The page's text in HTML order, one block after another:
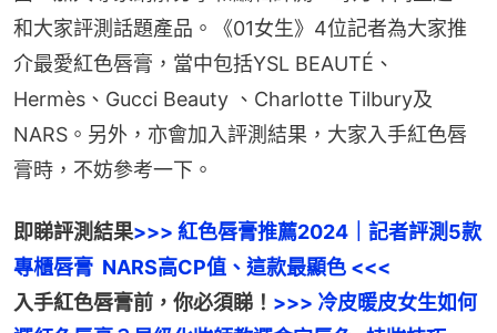
和大家評測話題產品。《01女生》4位記者為大家推
介最愛紅色唇膏，當中包括YSL BEAUTÉ、
Hermès、Gucci Beauty 、Charlotte Tilbury及
NARS。另外，亦會加入評測結果，大家入手紅色唇
膏時，不妨參考一下。
即睇評測結果>>> 紅色唇膏推薦2024｜記者評測5款
專櫃唇膏  NARS高CP值、這款最顯色 <<<
入手紅色唇膏前，你必須睇！ >>> 冷皮暖皮女生如何